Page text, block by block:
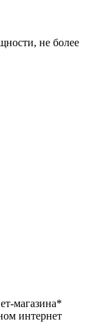
не более
магазина*
интернет